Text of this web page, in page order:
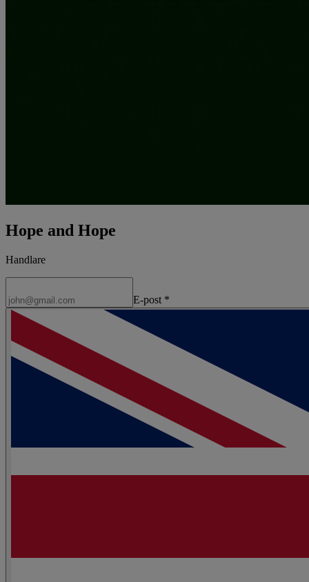
Hope and Hope
Handlare
E-post *